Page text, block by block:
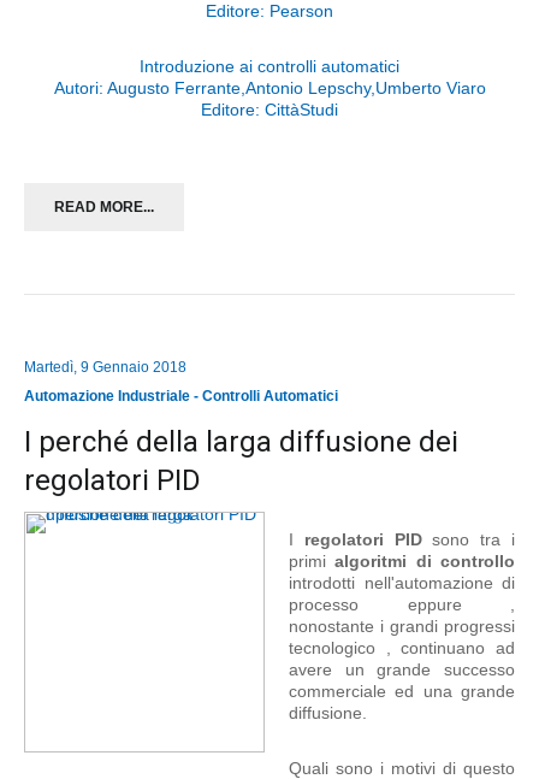
Editore: Pearson
Introduzione ai controlli automatici
Autori: Augusto Ferrante,Antonio Lepschy,Umberto Viaro
Editore: CittàStudi
READ MORE...
Martedì, 9 Gennaio 2018
Automazione Industriale - Controlli Automatici
I perché della larga diffusione dei
regolatori PID
I regolatori PIDsono tra i
primialgoritmi di controllo
introdotti nell'automazione di
processo eppure ,
nonostante i grandi progressi
tecnologico , continuano ad
avere un grande successo
commerciale ed una grande
diffusione.
Quali sono i motivi di questo